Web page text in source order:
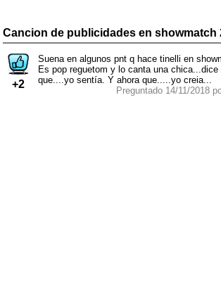
Cancion de publicidades en showmatch
+2
Suena en algunos pnt q hace tinelli en
Es pop reguetom y lo canta una
que....yo sentía. Y ahora que.....yo creia...
Preguntado 14/11/2018